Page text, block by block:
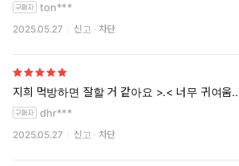
ton***
2025.05.27 신고 차단
지희 먹방하면 잘할 거 같아요 >.< 너무 귀여움
dhr***
2025.05.27 신고 차단